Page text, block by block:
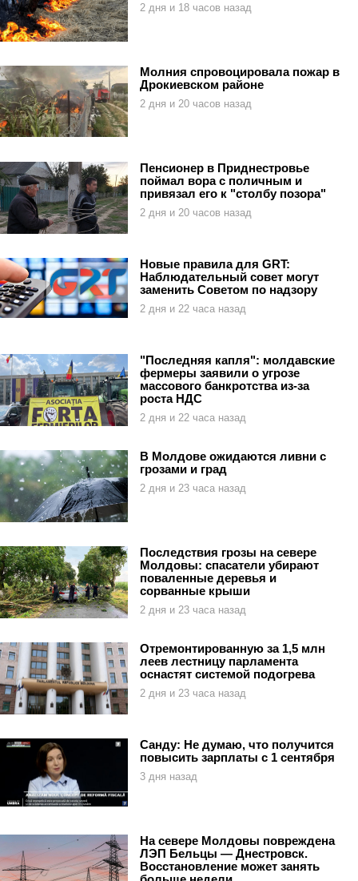
2 дня и 18 часов назад
Молния спровоцировала пожар в
Дрокиевском районе
2 дня и 20 часов назад
Пенсионер в Приднестровье
поймал вора с поличным и
привязал его к "столбу позора"
2 дня и 20 часов назад
Новые правила для GRT:
Наблюдательный совет могут
заменить Советом по надзору
2 дня и 22 часа назад
"Последняя капля": молдавские
фермеры заявили о угрозе
массового банкротства из-за
роста НДС
2 дня и 22 часа назад
В Молдове ожидаются ливни с
грозами и град
2 дня и 23 часа назад
Последствия грозы на севере
Молдовы: спасатели убирают
поваленные деревья и
сорванные крыши
2 дня и 23 часа назад
Отремонтированную за 1,5 млн
леев лестницу парламента
оснастят системой подогрева
2 дня и 23 часа назад
Санду: Не думаю, что получится
повысить зарплаты с 1 сентября
3 дня назад
На севере Молдовы повреждена
ЛЭП Бельцы — Днестровск.
Восстановление может занять